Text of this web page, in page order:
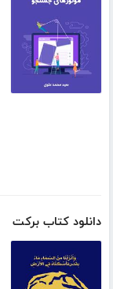
دانلود کتاب برکت